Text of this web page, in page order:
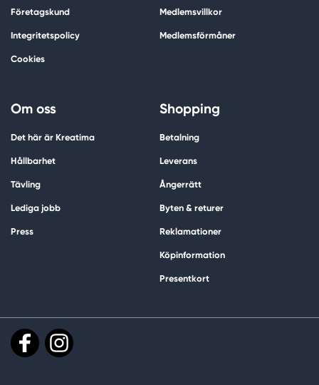
Företagskund
Integritetspolicy
Cookies
Medlemsvillkor
Medlemsförmåner
Om oss
Det här är Kreatima
Hållbarhet
Tävling
Lediga jobb
Press
Shopping
Betalning
Leverans
Ångerrätt
Byten & returer
Reklamationer
Köpinformation
Presentkort